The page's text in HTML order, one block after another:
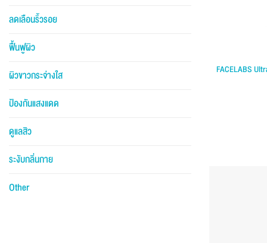
ลดเลือนริ้วรอย
ฟื้นฟูผิว
ผิวขาวกระจ่างใส
ป้องกันแสงแดด
ดูแลสิว
ระงับกลิ่นกาย
Other
FACELABS